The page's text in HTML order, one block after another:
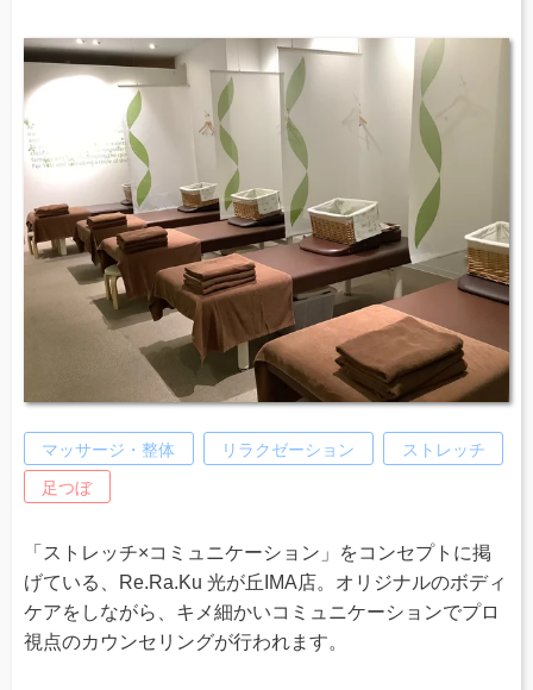
マッサージ・整体 リラクゼーション ストレッチ
足つぼ
「ストレッチ×コミュニケーション」をコンセプトに掲
げている、Re.Ra.Ku 光が丘IMA店。オリジナルのボディ
ケアをしながら、キメ細かいコミュニケーションでプロ
視点のカウンセリングが行われます。